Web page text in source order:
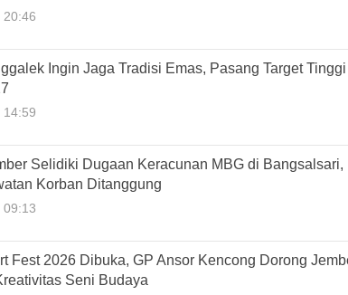
20:46
Ingin Jaga Tradisi Emas, Pasang Target
14:59
Selidiki Dugaan Keracunan MBG di Bangsalsari,
Korban Ditanggung
09:13
Fest 2026 Dibuka, GP Ansor Kencong Dorong
Seni Budaya